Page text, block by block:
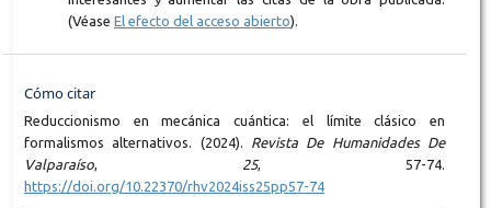
(Véase El efecto del acceso abierto).
Cómo citar
Reduccionismo en mecánica cuántica: el límite clásico en
formalismos alternativos. (2024). Revista De Humanidades De
Valparaíso, 25, 57-74.
https://doi.org/10.22370/rhv2024iss25pp57-74